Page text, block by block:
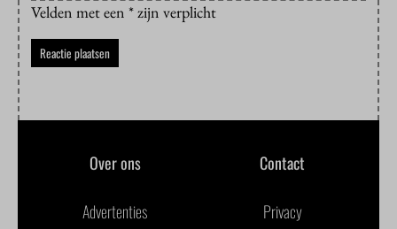
Velden met een * zijn verplicht
Over ons Contact
Advertenties Privacy